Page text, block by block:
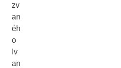
zv
an
éh
o
Iv
an